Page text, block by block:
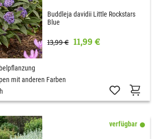
Buddleja davidii Little Rockstars
Blue
13,99 € 11,99 €
mit anderen Farben
verfügbar